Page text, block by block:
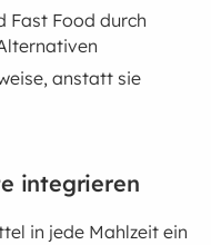
Fast Food durch
anstatt sie
integrieren
in jede Mahlzeit ein